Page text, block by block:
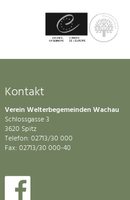
Kontakt
Verein Welterbegemeinden Wachau
Schlossgasse 3
3620 Spitz
Telefon: 02713/30 000
Fax: 02713/30 000-40